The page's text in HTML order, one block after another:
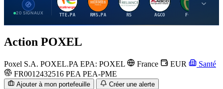
20 SIGNAUX TTE.PA RMS.PA RS AGCO FCFS
Action POXEL
Poxel S.A. POXEL.PA EPA: POXEL France EUR
Santé
FR0012432516 PEA PEA-PME
Ajouter à mon portefeuille Créer une alerte